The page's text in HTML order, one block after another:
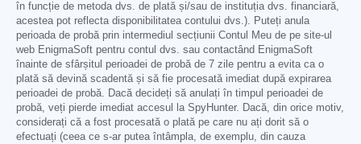
în funcție de metoda dvs. de plată și/sau de instituția dvs. financiară,
acestea pot reflecta disponibilitatea contului dvs.). Puteți anula
perioada de probă prin intermediul secțiunii Contul Meu de pe site-ul
web EnigmaSoft pentru contul dvs. sau contactând EnigmaSoft
înainte de sfârșitul perioadei de probă de 7 zile pentru a evita ca o
plată să devină scadentă și să fie procesată imediat după expirarea
perioadei de probă. Dacă decideți să anulați în timpul perioadei de
probă, veți pierde imediat accesul la SpyHunter. Dacă, din orice motiv,
considerați că a fost procesată o plată pe care nu ați dorit să o
efectuați (ceea ce s-ar putea întâmpla, de exemplu, din cauza